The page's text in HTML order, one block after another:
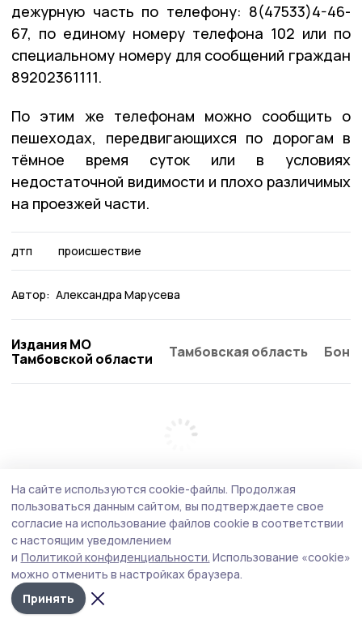
дежурную часть по телефону: 8(47533)4-46-
67, по единому номеру телефона 102 или по
специальному номеру для сообщений граждан
89202361111.
По этим же телефонам можно сообщить о
пешеходах, передвигающихся по дорогам в
тёмное время суток или в условиях
недостаточной видимости и плохо различимых
на проезжей части.
дтп происшествие
Автор: Александра Марусева
Издания МО
Тамбовской области
Тамбовская область
На сайте используются cookie-файлы. Продолжая
пользоваться данным сайтом, вы подтверждаете свое
согласие на использование файлов cookie в соответствии
с настоящим уведомлением
и Политикой конфиденциальности. Использование «cookie»
можно отменить в настройках браузера.
Принять